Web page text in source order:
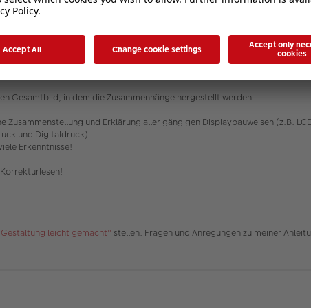
Foto auf einem Monitor erscheint oder z.B. in einem Fotobuch gedruckt
ich sie berechnen bzw. beeinflussen?
sie über WhatsApp verschicke plötzlich schlechter?
alle technischen Themen von dem Zeitpunkt an, wo die Kuh noch auf
Gesamtbild, in dem die Zusammenhänge hergestellt werden.
Zusammenstellung und Erklärung aller gängigen Displaybauweisen (z.B.
und Digitaldruck).
Erkenntnisse!
leicht gemacht" stellen. Fragen und Anregungen zu meiner